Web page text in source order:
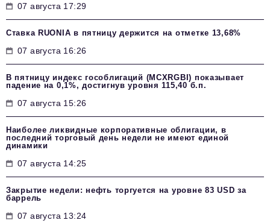
07 августа 17:29
Ставка RUONIA в пятницу держится на отметке 13,68%
07 августа 16:26
В пятницу индекс гособлигаций (MCXRGBI) показывает
падение на 0,1%, достигнув уровня 115,40 б.п.
07 августа 15:26
Наиболее ликвидные корпоративные облигации, в
последний торговый день недели не имеют единой
динамики
07 августа 14:25
Закрытие недели: нефть торгуется на уровне 83 USD за
баррель
07 августа 13:24